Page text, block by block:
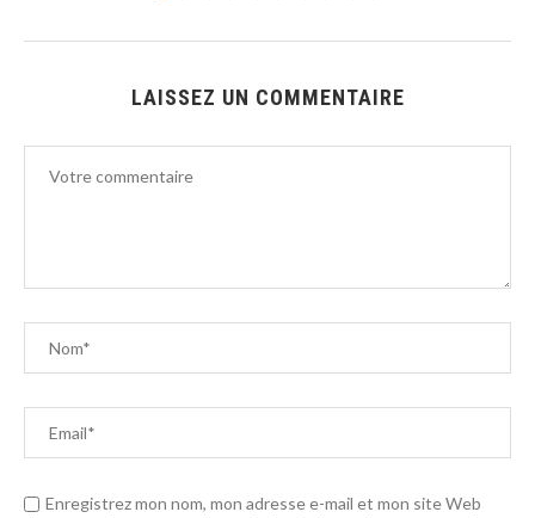
LAISSEZ UN COMMENTAIRE
Enregistrez mon nom, mon adresse e-mail et mon site Web